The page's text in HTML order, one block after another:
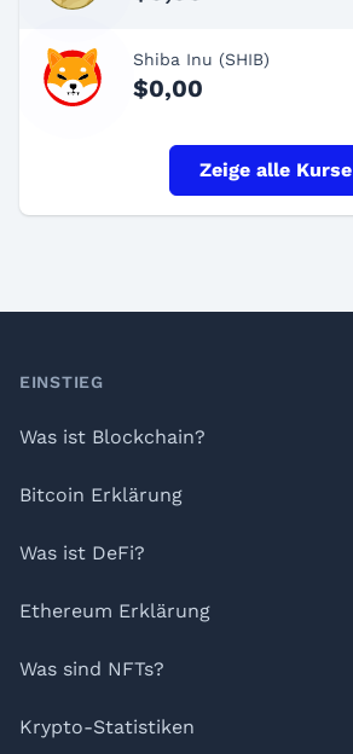
Shiba Inu (SHIB)
$0,00
Zeige alle Kurse
Footer
EINSTIEG
Was ist Blockchain?
Bitcoin Erklärung
Was ist DeFi?
Ethereum Erklärung
Was sind NFTs?
Krypto-Statistiken